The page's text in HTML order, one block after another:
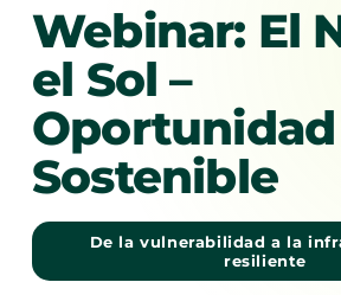
Webinar: El
el Sol –
Oportunidad
Sostenible
De la vulnerabilidad a la
resiliente